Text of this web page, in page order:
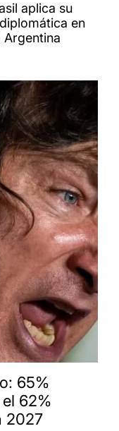
aplica su
en
65%
62%
2027